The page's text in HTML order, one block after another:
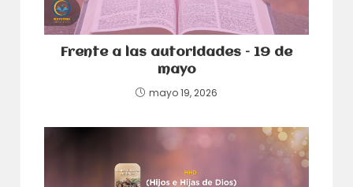
Frente a las autoridades – 19 de
mayo
mayo 19, 2026